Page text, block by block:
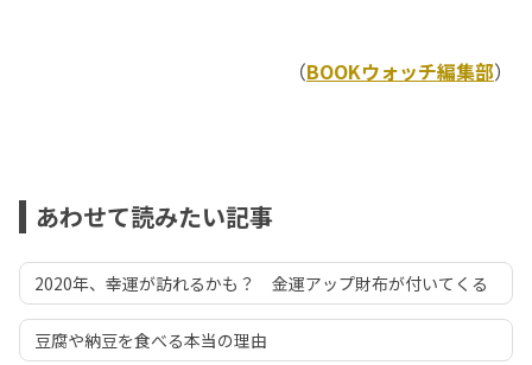
（BOOKウォッチ編集部）
あわせて読みたい記事
2020年、幸運が訪れるかも？ 金運アップ財布が付いてくる
豆腐や納豆を食べる本当の理由